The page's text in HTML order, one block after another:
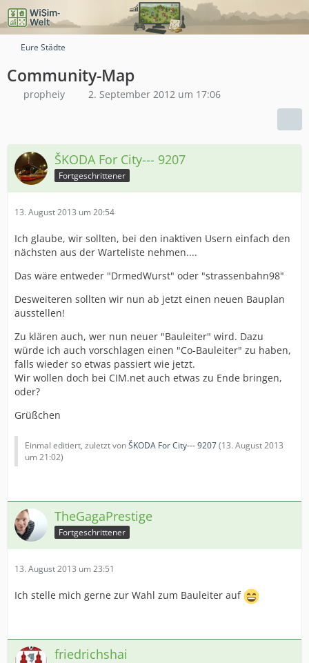
Eure Städte
Community-Map
propheiy 2. September 2012 um 17:06
ŠKODA For City--- 9207
Fortgeschrittener
13. August 2013 um 20:54
Ich glaube, wir sollten, bei den inaktiven Usern einfach den
nächsten aus der Warteliste nehmen....
Das wäre entweder "DrmedWurst" oder "strassenbahn98"
Desweiteren sollten wir nun ab jetzt einen neuen Bauplan
ausstellen!
Zu klären auch, wer nun neuer "Bauleiter" wird. Dazu
würde ich auch vorschlagen einen "Co-Bauleiter" zu haben,
falls wieder so etwas passiert wie jetzt.
Wir wollen doch bei CIM.net auch etwas zu Ende bringen,
oder?
Grüßchen
Einmal editiert, zuletzt vonŠKODA For City--- 9207(13. August 2013
um 21:02)
TheGagaPrestige
Fortgeschrittener
13. August 2013 um 23:51
Ich stelle mich gerne zur Wahl zum Bauleiter auf
friedrichshai